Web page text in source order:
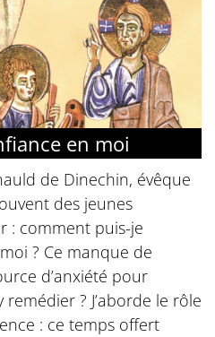
en moi
de Dinechin, évêque
des jeunes
: comment puis-je
? Ce manque de
d’anxiété pour
? J’aborde le rôle
: ce temps offert